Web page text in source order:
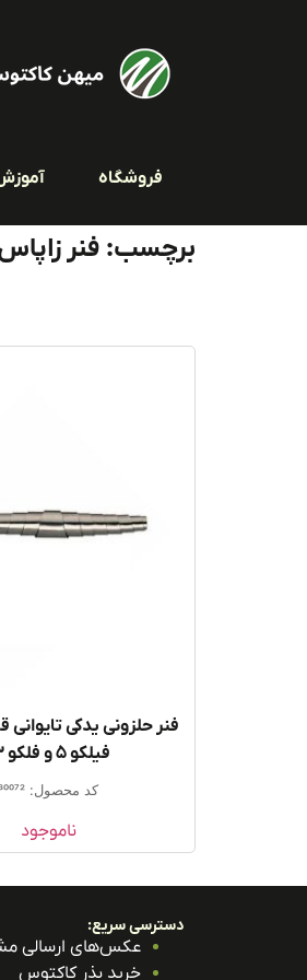
فروشگاه
برچسب: فنر
فنر حلزونی یدکی تایوانی
فیلکو ۵ و فلکو ۱۳
کد محصول: 30072
ناموجود
دسترسی سریع:
عکس‌های ارسالی
خرید بذر کاکتوس